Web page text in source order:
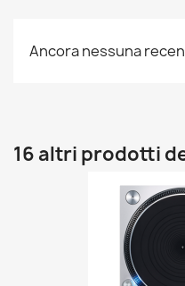
Ancora nessuna
16 altri prodotti